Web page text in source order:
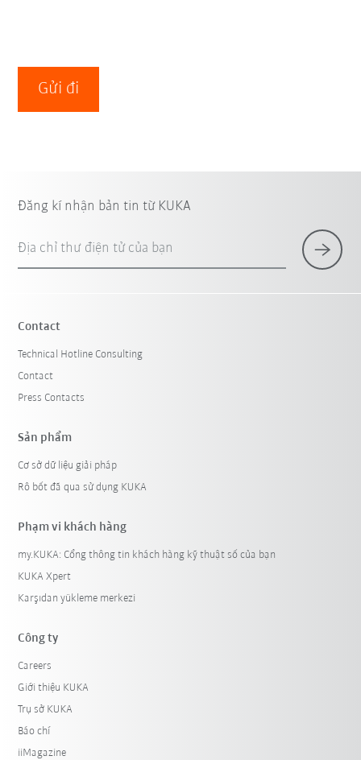
Gửi đi
Đăng kí nhận bản tin từ KUKA
Địa chỉ thư điện tử của bạn
Contact
Technical Hotline Consulting
Contact
Press Contacts
Sản phẩm
Cơ sở dữ liệu giải pháp
Rô bốt đã qua sử dụng KUKA
Phạm vi khách hàng
my.KUKA: Cổng thông tin khách hàng kỹ thuật số của bạn
KUKA Xpert
Karşıdan yükleme merkezi
Công ty
Careers
Giới thiệu KUKA
Trụ sở KUKA
Báo chí
iiMagazine